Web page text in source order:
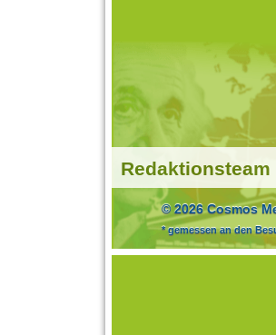
Redaktionsteam
© 2026 Cosmos
* gemessen an den